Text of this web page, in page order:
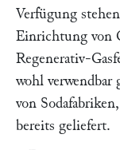
Verfügung
Einrichtung von
Regenerativ-
wohl verwendbar
von
bereits geliefert.